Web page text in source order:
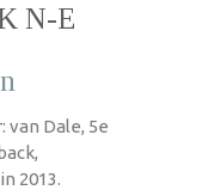
N-E
van Dale, 5e
2013.